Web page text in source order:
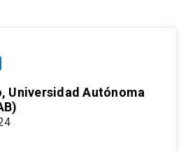
Universidad Autónoma